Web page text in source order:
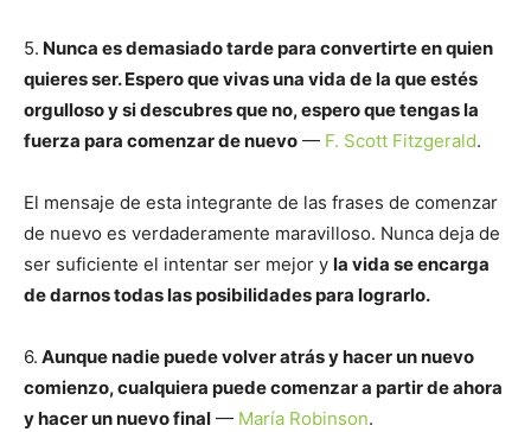
5. Nunca es demasiado tarde para convertirte en quien
quieres ser. Espero que vivas una vida de la que estés
orgulloso y si descubres que no, espero que tengas la
fuerza para comenzar de nuevo — F. Scott Fitzgerald.
El mensaje de esta integrante de las frases de comenzar
de nuevo es verdaderamente maravilloso. Nunca deja de
ser suficiente el intentar ser mejor y la vida se encarga
de darnos todas las posibilidades para lograrlo.
6. Aunque nadie puede volver atrás y hacer un nuevo
comienzo, cualquiera puede comenzar a partir de ahora
y hacer un nuevo final — María Robinson.